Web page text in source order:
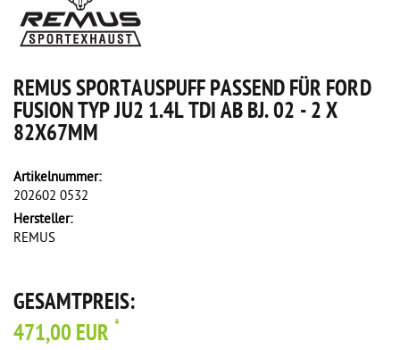
REMUS SPORTAUSPUFF PASSEND FÜR FORD
FUSION TYP JU2 1.4L TDI AB BJ. 02 - 2 X
82X67MM
Artikelnummer:
202602 0532
Hersteller:
REMUS
GESAMTPREIS:
471,00 EUR *